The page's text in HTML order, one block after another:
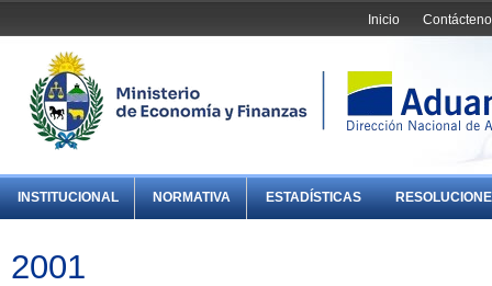
Inicio
INSTITUCIONAL NORMATIVA ESTADÍSTICAS
2001